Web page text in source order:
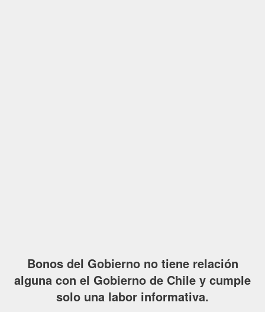
Bonos del Gobierno no tiene relación
alguna con el Gobierno de Chile y cumple
solo una labor informativa.